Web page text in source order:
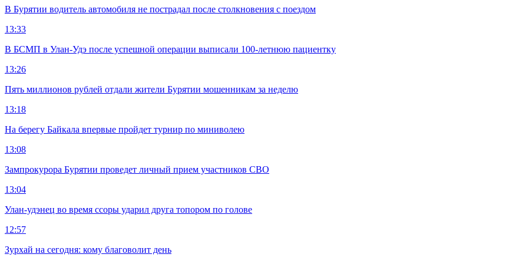
В Бурятии водитель автомобиля не пострадал после столкновения с поездом
13:33
В БСМП в Улан-Удэ после успешной операции выписали 100-летнюю пациентку
13:26
Пять миллионов рублей отдали жители Бурятии мошенникам за неделю
13:18
На берегу Байкала впервые пройдет турнир по миниволею
13:08
Зампрокурора Бурятии проведет личный прием участников СВО
13:04
Улан-удэнец во время ссоры ударил друга топором по голове
12:57
Зурхай на сегодня: кому благоволит день